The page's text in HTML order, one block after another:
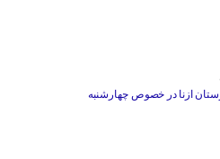
ازنا در خصوص چهارشنبه